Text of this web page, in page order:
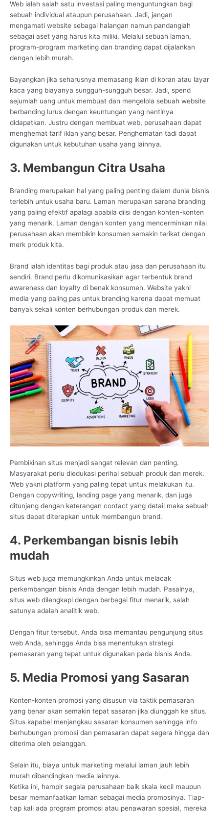
Web ialah salah satu investasi paling menguntungkan bagi
sebuah individual ataupun perusahaan. Jadi, jangan
mengamati website sebagai halangan namun pandanglah
sebagai aset yang harus kita miliki. Melalui sebuah laman,
program-program marketing dan branding dapat dijalankan
dengan lebih murah.
Bayangkan jika seharusnya memasang iklan di koran atau layar
kaca yang biayanya sungguh-sungguh besar. Jadi, spend
sejumlah uang untuk membuat dan mengelola sebuah website
berbanding lurus dengan keuntungan yang nantinya
didapatkan. Justru dengan membuat web, perusahaan dapat
menghemat tarif iklan yang besar. Penghematan tadi dapat
digunakan untuk kebutuhan usaha yang lainnya.
3. Membangun Citra Usaha
Branding merupakan hal yang paling penting dalam dunia bisnis
terlebih untuk usaha baru. Laman merupakan sarana branding
yang paling efektif apalagi apabila diisi dengan konten-konten
yang menarik. Laman dengan konten yang mencerminkan nilai
perusahaan akan membikin konsumen semakin terikat dengan
merk produk kita.
Brand ialah identitas bagi produk atau jasa dan perusahaan itu
sendiri. Brand perlu dikomunikasikan agar terbentuk brand
awareness dan loyalty di benak konsumen. Website yakni
media yang paling pas untuk branding karena dapat memuat
banyak sekali konten berhubungan produk dan merek.
Pembikinan situs menjadi sangat relevan dan penting.
Masyarakat perlu diedukasi perihal sebuah produk dan merek.
Web yakni platform yang paling tepat untuk melakukan itu.
Dengan copywriting, landing page yang menarik, dan juga
ditunjang dengan keterangan contact yang detail maka sebuah
situs dapat diterapkan untuk membangun brand.
4. Perkembangan bisnis lebih
mudah
Situs web juga memungkinkan Anda untuk melacak
perkembangan bisnis Anda dengan lebih mudah. Pasalnya,
situs web dilengkapi dengan berbagai fitur menarik, salah
satunya adalah analitik web.
Dengan fitur tersebut, Anda bisa memantau pengunjung situs
web Anda, sehingga Anda bisa menentukan strategi
pemasaran yang tepat untuk digunakan pada bisnis Anda.
5. Media Promosi yang Sasaran
Konten-konten promosi yang disusun via taktik pemasaran
yang benar akan semakin tepat sasaran jika diunggah ke situs.
Situs kapabel menjangkau sasaran konsumen sehingga info
berhubungan promosi dan pemasaran dapat segera hingga dan
diterima oleh pelanggan.
Selain itu, biaya untuk marketing melalui laman jauh lebih
murah dibandingkan media lainnya.
Ketika ini, hampir segala perusahaan baik skala kecil maupun
besar memanfaatkan laman sebagai media promosinya. Tiap-
tiap kali ada program promosi atau penawaran spesial, mereka